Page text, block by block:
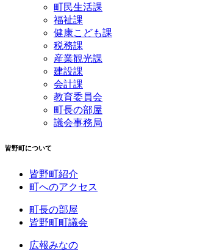
町民生活課
福祉課
健康こども課
税務課
産業観光課
建設課
会計課
教育委員会
町長の部屋
議会事務局
皆野町について
皆野町紹介
町へのアクセス
町長の部屋
皆野町町議会
広報みなの